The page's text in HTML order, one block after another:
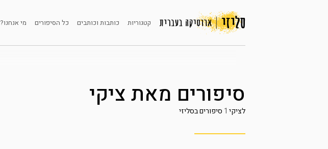
קטגוריות כותבות וכותבים כל הסיפורים מי אנחנו?
סיפורים מאת ציקי
לציקי 1 סיפורים בסליזי